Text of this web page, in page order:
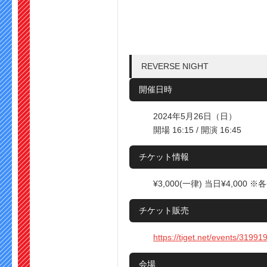
REVERSE NIGHT
開催日時
2024年5月26日（日）
開場 16:15 / 開演 16:45
チケット情報
¥3,000(一律) 当日¥4,000 ※
チケット販売
https://tiget.net/events/319919
会場